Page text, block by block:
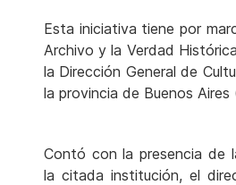
Esta iniciativa tiene por
Archivo y la Verdad
la Dirección General de
la provincia de Buenos Aires
Contó con la presencia de
la citada institución, el